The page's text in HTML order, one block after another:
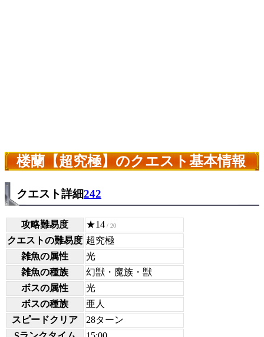
楼蘭【超究極】のクエスト基本情報
クエスト詳細242
攻略難易度 ★14 / 20
クエストの難易度 超究極
雑魚の属性
光
雑魚の種族
幻獣・魔族・獣
ボスの属性
光
ボスの種族
亜人
スピードクリア
28ターン